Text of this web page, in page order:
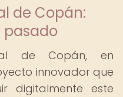
de Copán:
pasado
de Copán, en
innovador que
digitalmente este